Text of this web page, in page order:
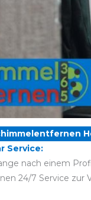
Service:
nach einem
24/7 Service zur